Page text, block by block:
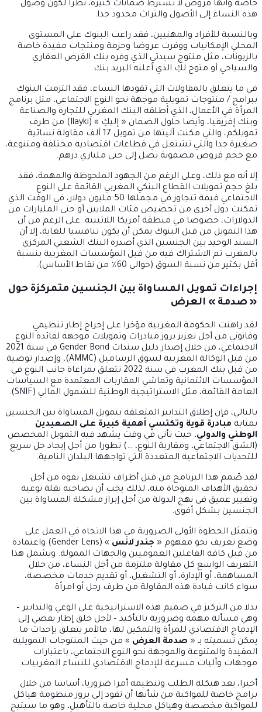
خاصة وأنها قروض لا تشترط ضمانات كثيرة، نظرا لكون وصول
هذه النساء إلى الأصول والتراث محدود جدا.
وبالنسبة للأفراد والمهنيين، فقد راعت البنوك على المستوى
المحلي الإمكانيات ووفرت عروضا وحزمة ومنتجات مفيدة خاصة
بالزبونات، مثل منتوج سيدتي الذي وفره بنك القرض العقاري
والسياحي أو متوج لكِ الذي أعلنه البريد بنك.
في ما يتعلق بالمقاولات التي تقودها النساء، فقد التزمت البنوك
ببرامج / منتوجات تمويلية موجهة نحو النوع الاجتماعي، مثل برنامج
المرأة في الأعمال، الذي أطلقه البنك المغربي للتجارة والصناعة
وبنك إفريقيا، وأيضا حلول الضمان « إليكِ » (Ilayki) من طرف
تمويلكم، والتي مكنت آليتها من تمويل 17 ألف مقاولة نسائية
صغيرة جدا والتي تشتعل في قطاعات اقتصادية مختلفة ومتنوعة،
مع حجم قروض مضمونة تصل إلى حتى ملياري درهم.
إلا أنه مع ذلك، وعلى الرغم من الجهود الملحوظة والمهمة، فقد
بلغ حجم تمويلات القطاع البنكي المغربي القائمة على النوع
الاجتماعي قيمة تتجاوز في مجملها 50 مليون دولار، في الوقت الذي
تمكنت دول أخرى من تخصيص مئات الملايين أو حتى المليارات من
الدولارات، خصوصا في منطقة أمريكا اللاتينية. على الرغم من أن
هذا التمويل من قبل البنوك يمكن أن يكون تنافسيا للغاية، إلا أن
السند الوحيد بين الجنسين الذي أصدره البنك الشعبي المركزي
بالمغرب تم الاشتراك فيه من قبل المؤسسات المغربية بنسبة
أقل بكثير من نسبة السوق (حوالي 60٪ من نقاط الأساس).
إجراءات تمويل المساواة بين الجنسين متمركزة حول
« صدمة » العرض
لقد راهنت الحكومة المغربية مؤخرا على إخراج إطار تنظيمي
وقانوني من أجل تعزيز بروز مبادرات وتمويلات موجهة لفائدة النوع
الاجتماعي، من خلال إصدار دليل سندات Gender Bond في سنة 2021
من قبل الوكالة المغربية لسوق الرساميل (AMMC)، وإصدار توصية
من قبل بنك المغرب في سنة 2022 تتعلق بمراعاة جانب النوع في
المؤسسات الائتمانية وتماشي المقاربات المعتمدة مع السياسات
العامة القائمة، مثل الاستراتيجية الوطنية للشمول المالي (SNIF).
بالتالي، فإن إطلاق التدابير المتعلقة بتمويل المساواة بين الجنسين
بمثابة مبادرة قوية وتكتسي أهمية كبيرة على الصعيدين
الوطني والدولي، حيث تأتي في وقت يشهد فيه التمويل المخصص
(الشق الاجتماعي، ومقاربة النوع، …) تطورا من أجل إيجاد حل سريع
للتحديات الاجتماعية المتعددة التي تواجهها البلدان النامية.
لقد صّمم هذا البرنامج من قبل أطراف تشتغل بقوة من أجل
تحقيق الأهداف المتوخاة منه، لذلك يجب أن تصاحبه نقلة نوعية
وتغيير عميق في نهج الدولة من أجل إبراز مشكلة المساواة بين
الجنسين بشكل أقوى.
وتتمثل الخطوة الأولى الضرورية في هذا الاتجاه في العمل على
وضع تعريف نحو مفهوم « جندر لانس
» (Gender Lens) واعتماده
من قبل كافة الفاعلين العموميين والجهات الممولة. ويشمل هذا
التعريف الواسع كل مقاولة ملتزمة من أجل النساء، من خلال
المساهمة، أو الإدارة، أو التشغيل، أو تقديم خدمات مخصصة،
سواء كانت قيادة هذه المقاولة من طرف رجل أو امرأة.
بدلا من التركيز في صميم هذه الاستراتيجية على الوعي والتدابير –
وهي مسألة مهمة وضرورية بالتأكيد – لأجل خلق إطار يفضي إلى
الإدماج الاقتصادي للمرأة والتمكين لها، فالأمر يتعلق بإحداث ما
يمكن تسميته بـ « صدمة العرض » من حيث المنتوجات التمويلية
المفيدة والمتنوعة والموجهة نحو النوع الاجتماعي، باعتبارات
موجهات وآليات مسرعة للإدماج الاقتصادي للنساء المغربيات.
أخيرا، يعد هيكلة الطلب وتنظيمه أمرا ضروريا، أساسا من خلال
برامج خاصة للمواكبة من شأنها أن تقود إلى بروز منظومة هياكل
للمواكبة مخصصة وهياكل محلية خاصة بالتأهيل، وهو ما سيتيح